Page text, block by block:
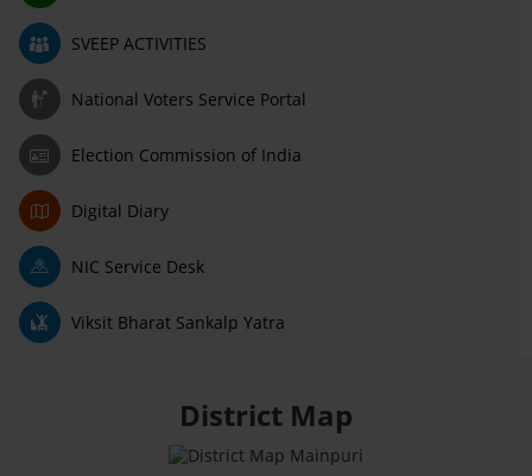
SVEEP ACTIVITIES
National Voters Service Portal
Election Commission of India
Digital Diary
NIC Service Desk
Viksit Bharat Sankalp Yatra
District Map